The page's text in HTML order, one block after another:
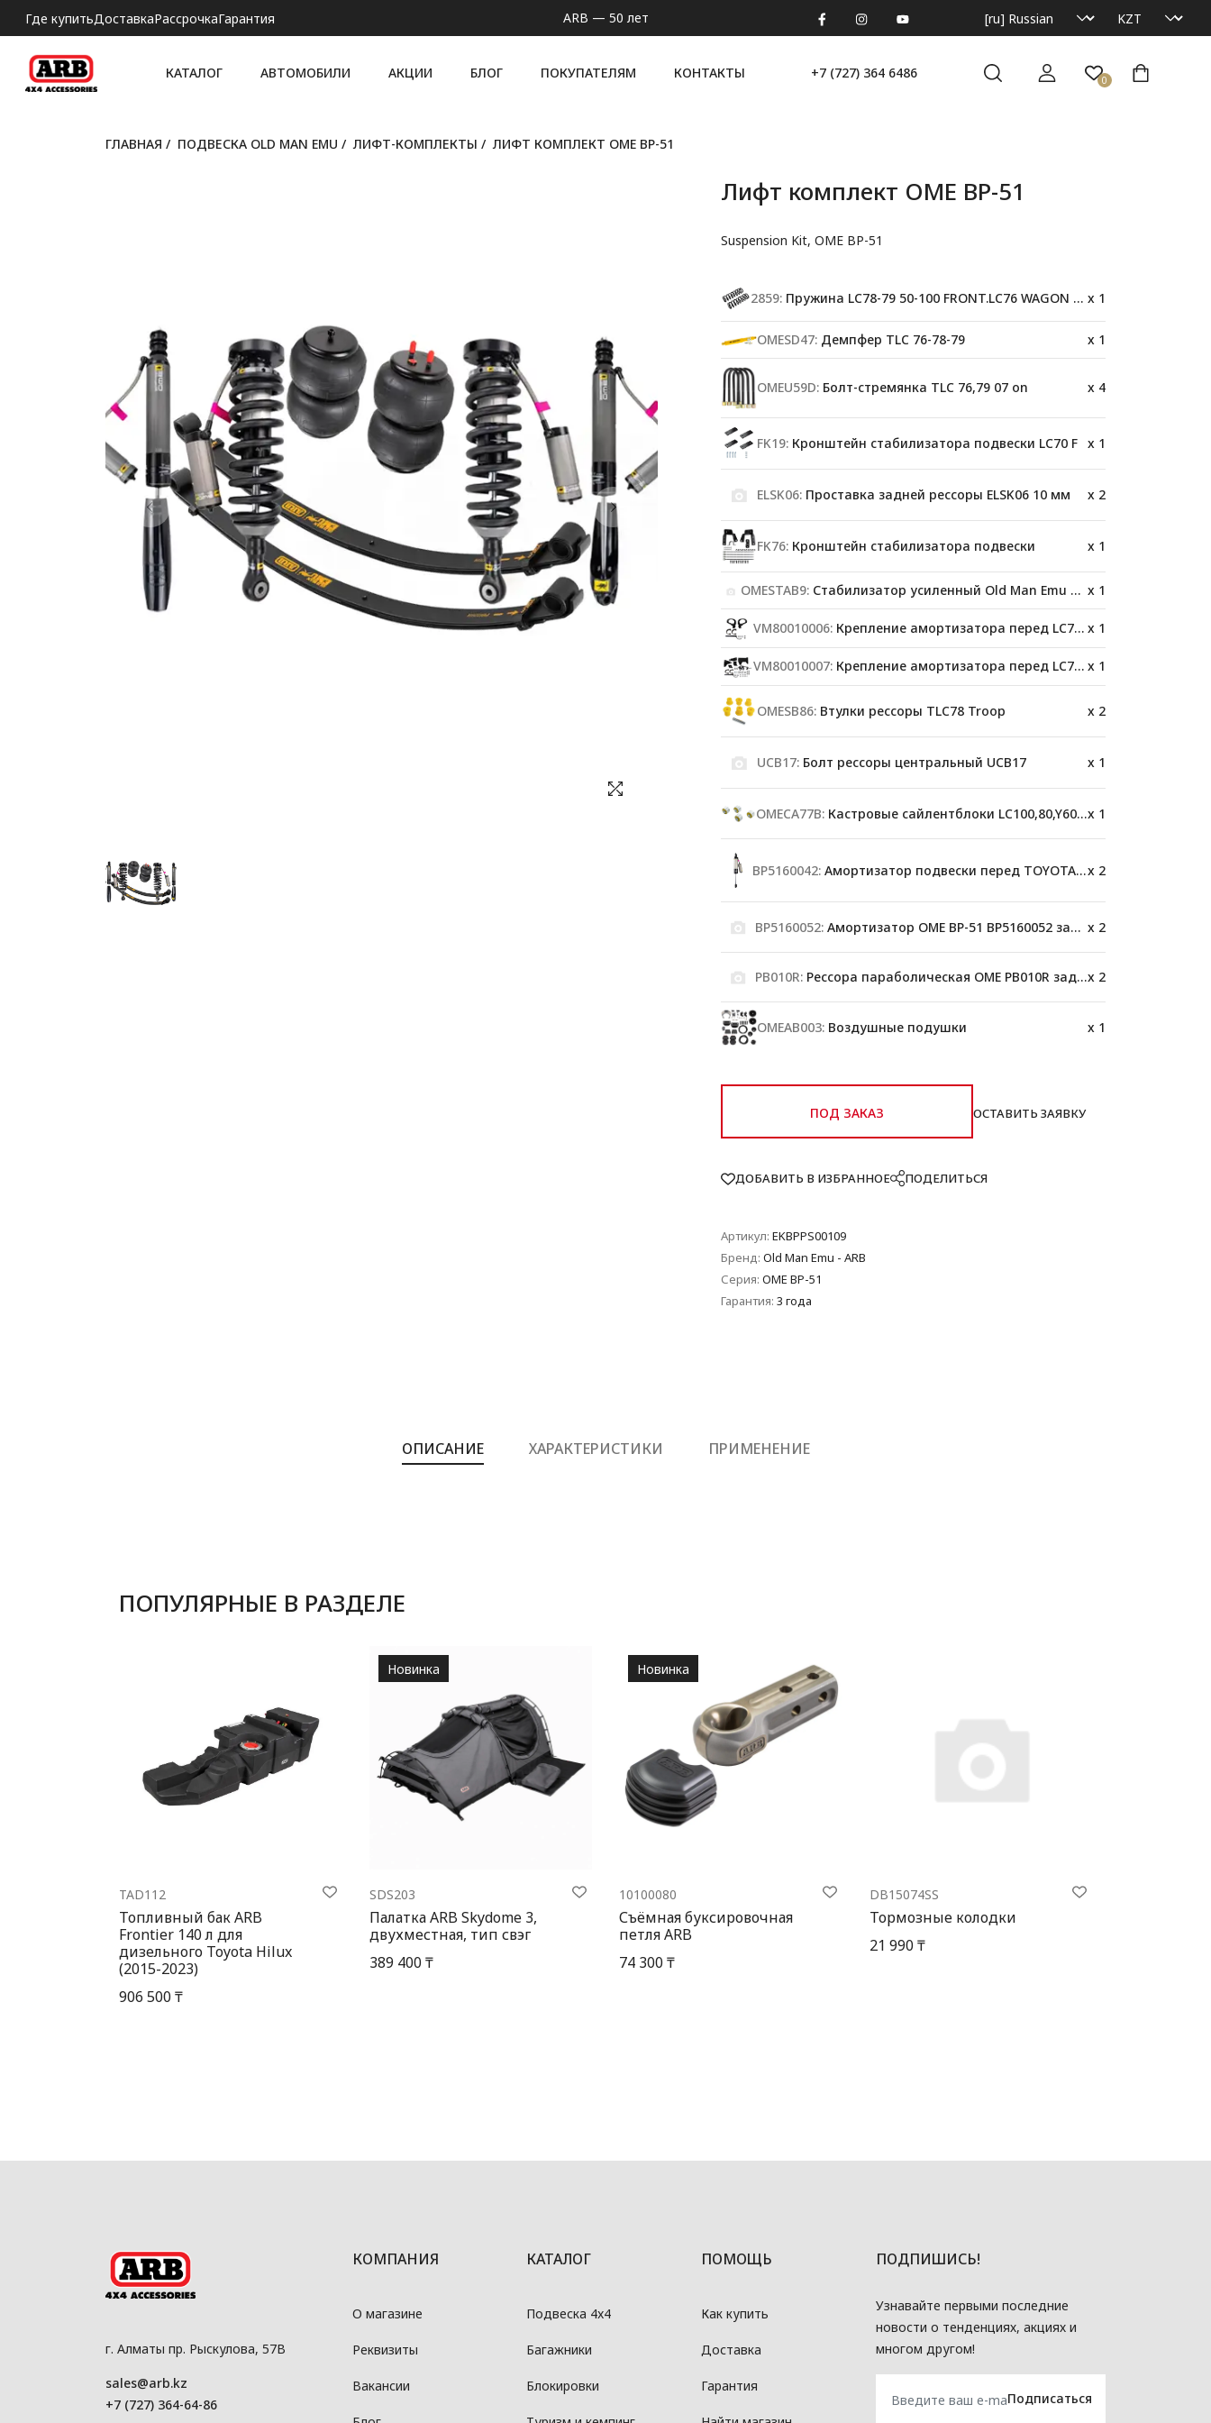
Где купитьДоставкаРассрочкаГарантия ARB — 50 лет
КАТАЛОГ АВТОМОБИЛИ АКЦИИ БЛОГ ПОКУПАТЕЛЯМ КОНТАКТЫ +7 (727) 364 6486 0
ГЛАВНАЯ / ПОДВЕСКА OLD MAN EMU / ЛИФТ-КОМПЛЕКТЫ / ЛИФТ КОМПЛЕКТ OME BP-51
Лифт комплект OME BP-51
Suspension Kit, OME BP-51
2859: Пружина LC78-79 50-100 FRONT.LC76 WAGON 61-120 kg(F) x 1
OMESD47:Демпфер TLC 76-78-79 x 1
OMEU59D:Болт-стремянка TLC 76,79 07 on x 4
FK19:Кронштейн стабилизатора подвески LC70 F x 1
ELSK06:Проставка задней рессоры ELSK06 10 мм x 2
FK76:Кронштейн стабилизатора подвески x 1
OMESTAB9: Стабилизатор усиленный Old Man Emu OMESTAB9 Toyota Land Cruiser 78 комплект x 1
VM80010006: Крепление амортизатора перед LC76/78/79 x 1
VM80010007: Крепление амортизатора перед LC76/78/79 x 1
OMESB86:Втулки рессоры TLC78 Troop x 2
UCB17:Болт рессоры центральный UCB17 x 1
OMECA77B:Кастровые сайлентблоки LC100,80,Y60,78 x 1
BP5160042:Амортизатор подвески перед TOYOTA 76/78/79 x 2
BP5160052:Амортизатор OME BP-51 BP5160052 задний x 2
PB010R: Рессора параболическая OME PB010R задняя x 2
OMEAB003:Воздушные подушки x 1
ПОД ЗАКАЗ ОСТАВИТЬ ЗАЯВКУ
ДОБАВИТЬ В ИЗБРАННОЕ ПОДЕЛИТЬСЯ
Артикул: EKBPPS00109
Бренд: Old Man Emu - ARB
Серия: OME BP-51
Гарантия: 3 года
ОПИСАНИЕ ХАРАКТЕРИСТИКИ ПРИМЕНЕНИЕ
ПОПУЛЯРНЫЕ В РАЗДЕЛЕ
TAD112
Топливный бак ARB
Frontier 140 л для
дизельного Toyota Hilux
(2015-2023)
906 500 ₸
SDS203
Палатка ARB Skydome 3,
двухместная, тип свэг
389 400 ₸
Новинка
10100080
Съёмная буксировочная
петля ARB
74 300 ₸
Новинка
DB15074SS
Тормозные колодки
21 990 ₸
г. Алматы пр. Рыскулова, 57В
sales@arb.kz
+7 (727) 364-64-86
КОМПАНИЯ
О магазине
Реквизиты
Вакансии
КАТАЛОГ
Подвеска 4x4
Багажники
Блокировки
ПОМОЩЬ
Как купить
Доставка
Гарантия
ПОДПИШИСЬ!
Узнавайте первыми последние
новости о тенденциях, акциях и
многом другом!